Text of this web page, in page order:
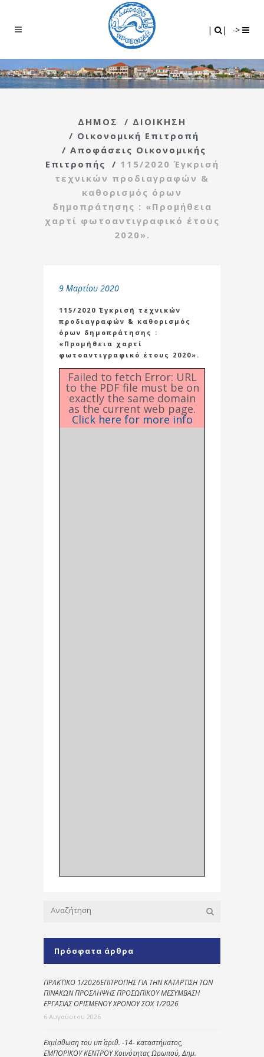
| | ->
ΔΗΜΟΣ / ΔΙΟΙΚΗΣΗ
/ Οικονομική Επιτροπή
/ Αποφάσεις Οικονομικής
Επιτροπής
/ 115/2020 Έγκρισή
τεχνικών προδιαγραφών &
καθορισμός όρων
δημοπράτησης : «Προμήθεια
χαρτί φωτοαντιγραφικό έτους
2020».
9 Μαρτίου 2020
115/2020 Έγκρισή τεχνικών
προδιαγραφών & καθορισμός
όρων δημοπράτησης :
«Προμήθεια χαρτί
φωτοαντιγραφικό έτους 2020».
Failed to fetch Error: URL
to the PDF file must be on
exactly the same domain
as the current web page.
Click here for more info
Πρόσφατα άρθρα
ΠΡΑΚΤΙΚΟ 1/2026ΕΠΙΤΡΟΠΗΣ ΓΙΑ ΤΗΝ ΚΑΤΑΡΤΙΣΗ ΤΩΝ
ΠΙΝΑΚΩΝ ΠΡΟΣΛΗΨΗΣ ΠΡΟΣΩΠΙΚΟΥ ΜΕΣΥΜΒΑΣΗ
ΕΡΓΑΣΙΑΣ ΟΡΙΣΜΕΝΟΥ ΧΡΟΝΟΥ ΣΟΧ 1/2026
6 Αυγούστου 2026
Εκμίσθωση του υπ΄ αριθ. -14- καταστήματος,
ΕΜΠΟΡΙΚΟΥ ΚΕΝΤΡΟΥ Κοινότητας Ωρωπού, Δημ.